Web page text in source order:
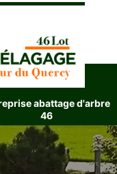
abattage d'arbre
46